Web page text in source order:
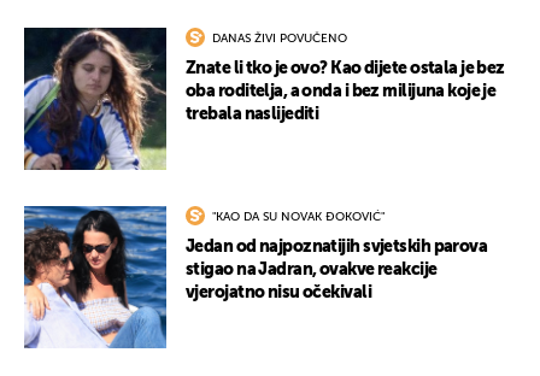
DANAS ŽIVI POVUČENO
Znate li tko je ovo? Kao dijete ostala je bez
oba roditelja, a onda i bez milijuna koje je
trebala naslijediti
"KAO DA SU NOVAK ĐOKOVIĆ"
Jedan od najpoznatijih svjetskih parova
stigao na Jadran, ovakve reakcije
vjerojatno nisu očekivali